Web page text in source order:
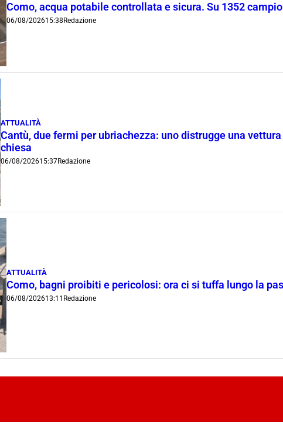
Como, acqua potabile controllata e sicura. Su 1352
06/08/202615:38Redazione
ATTUALITÀ
Cantù, due fermi per ubriachezza: uno distrugge una
chiesa
06/08/202615:37Redazione
ATTUALITÀ
Como, bagni proibiti e pericolosi: ora ci si tuffa lungo la
06/08/202613:11 Redazione